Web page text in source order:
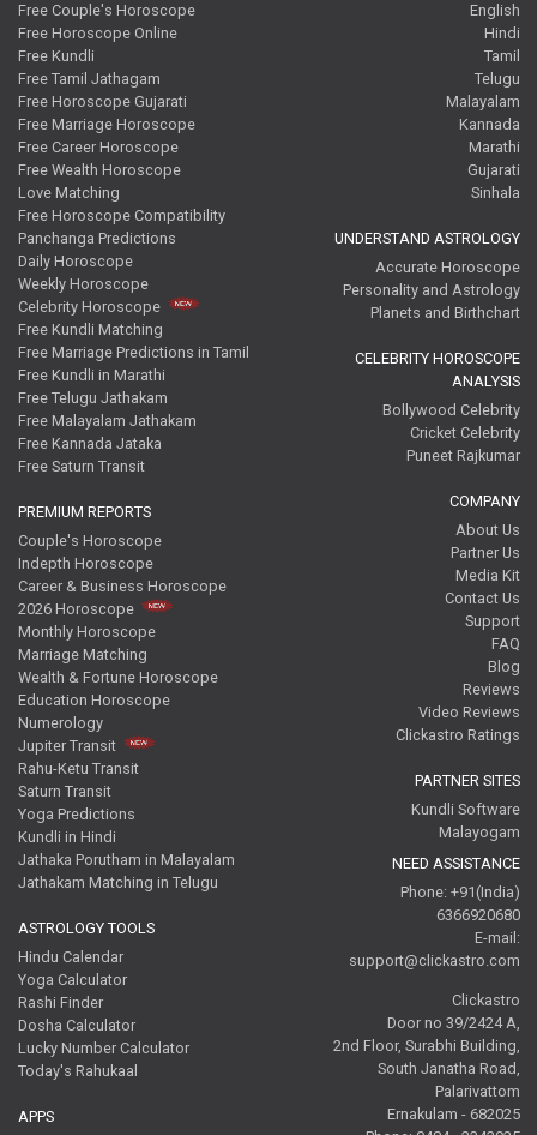
Free Couple's Horoscope
Free Horoscope Online
Free Kundli
Free Tamil Jathagam
Free Horoscope Gujarati
Free Marriage Horoscope
Free Career Horoscope
Free Wealth Horoscope
Love Matching
Free Horoscope Compatibility
Panchanga Predictions
Daily Horoscope
Weekly Horoscope
Celebrity Horoscope
Free Kundli Matching
Free Marriage Predictions in Tamil
Free Kundli in Marathi
Free Telugu Jathakam
Free Malayalam Jathakam
Free Kannada Jataka
Free Saturn Transit
PREMIUM REPORTS
Couple's Horoscope
Indepth Horoscope
Career & Business Horoscope
2026 Horoscope
Monthly Horoscope
Marriage Matching
Wealth & Fortune Horoscope
Education Horoscope
Numerology
Jupiter Transit
Rahu-Ketu Transit
Saturn Transit
Yoga Predictions
Kundli in Hindi
Jathaka Porutham in Malayalam
Jathakam Matching in Telugu
ASTROLOGY TOOLS
Hindu Calendar
Yoga Calculator
Rashi Finder
Dosha Calculator
Lucky Number Calculator
Today's Rahukaal
APPS
English
Hindi
Tamil
Telugu
Malayalam
Kannada
Marathi
Gujarati
Sinhala
UNDERSTAND ASTROLOGY
Accurate Horoscope
Personality and Astrology
Planets and Birthchart
CELEBRITY HOROSCOPE
ANALYSIS
Bollywood Celebrity
Cricket Celebrity
Puneet Rajkumar
COMPANY
About Us
Partner Us
Media Kit
Contact Us
Support
FAQ
Blog
Reviews
Video Reviews
Clickastro Ratings
PARTNER SITES
Kundli Software
Malayogam
NEED ASSISTANCE
Phone: +91(India)
6366920680
E-mail:
support@clickastro.com
Clickastro
Door no 39/2424 A,
2nd Floor, Surabhi Building,
South Janatha Road,
Palarivattom
Ernakulam - 682025